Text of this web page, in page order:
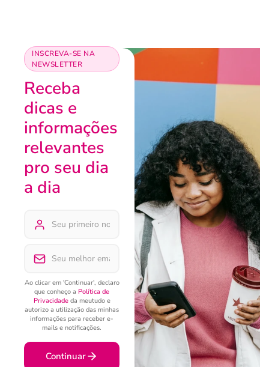
INSCREVA-SE NA
NEWSLETTER
Receba
dicas e
informações
relevantes
pro seu dia
a dia
Ao clicar em 'Continuar', declaro
que conheço a Política de
Privacidadeda meutudo e
autorizo a utilização das minhas
informações para receber e-
mails e notificações.
Continuar